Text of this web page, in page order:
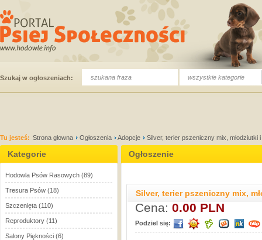
Szukaj w ogłoszeniach: wszystkie kategorie
Tu jesteś: Strona głowna Ogłoszenia Adopcje Silver, terier pszeniczny mix, młodziutki
Kategorie
Hodowla Psów Rasowych (89)
Tresura Psów (18)
Szczenięta (110)
Reproduktory (11)
Salony Piękności (6)
Ogłoszenie
Silver, terier pszeniczny mix,
Cena: 0.00 PLN
Podziel się: